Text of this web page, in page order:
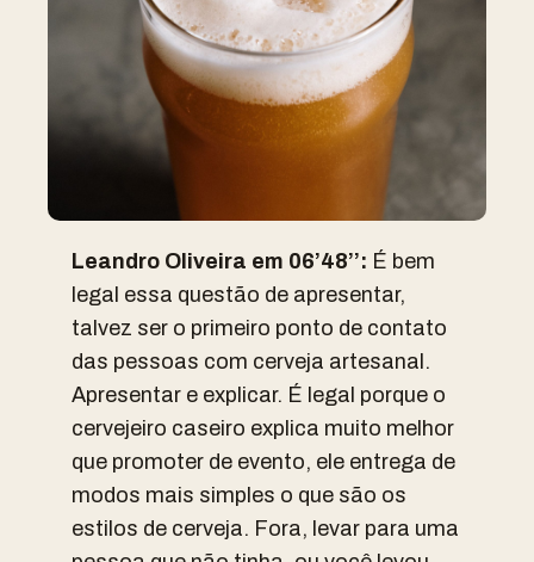
Leandro Oliveira em 06’48’’: É bem
legal essa questão de apresentar,
talvez ser o primeiro ponto de contato
das pessoas com cerveja artesanal.
Apresentar e explicar. É legal porque o
cervejeiro caseiro explica muito melhor
que promoter de evento, ele entrega de
modos mais simples o que são os
estilos de cerveja. Fora, levar para uma